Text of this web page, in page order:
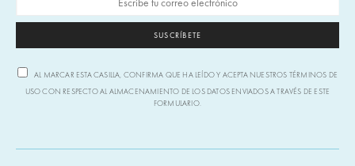
SUSCRÍBETE
AL MARCAR ESTA CASILLA, CONFIRMA QUE HA LEÍDO Y ACEPTA NUESTROS TÉRMINOS DE
USO CON RESPECTO AL ALMACENAMIENTO DE LOS DATOS ENVIADOS A TRAVÉS DE ESTE
FORMULARIO.